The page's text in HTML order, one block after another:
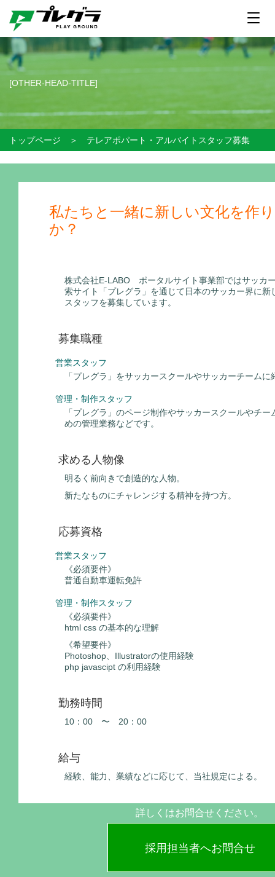
[OTHER-HEAD-TITLE]
トップページ ＞ テレアポパート・アルバイトスタッフ募集
私たちと一緒に新しい文化を作
か？
株式会社E-LABO ポータルサイト事業部ではサッカ
索サイト「プレグラ」を通じて日本のサッカー界に
スタッフを募集しています。
募集職種
営業スタッフ
「プレグラ」をサッカースクールやサッカーチーム
管理・制作スタッフ
「プレグラ」のページ制作やサッカースクールやチ
めの管理業務などです。
求める人物像
明るく前向きで創造的な人物。
新たなものにチャレンジする精神を持つ方。
応募資格
営業スタッフ
《必須要件》
普通自動車運転免許
管理・制作スタッフ
《必須要件》
html css の基本的な理解
《希望要件》
Photoshop、Illustratorの使用経験
php javascipt の利用経験
勤務時間
10：00 〜 20：00
給与
経験、能力、業績などに応じて、当社規定による。
詳しくはお問合せください。
採用担当者へお問合せ